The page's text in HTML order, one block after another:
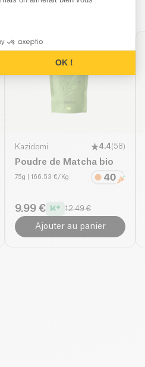
BESTSELLER
Kazidomi 4.4(58)
Poudre de Matcha bio
75g | 166.53 €/Kg
9.99 € 12.49 €
Ajouter au panier
OK !